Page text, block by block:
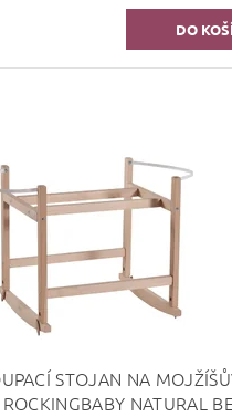
STOJAN NA
NATURAL